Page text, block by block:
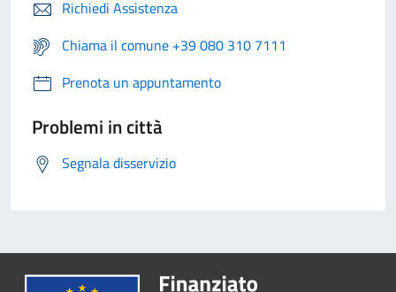
Richiedi Assistenza
Chiama il comune +39 080 310 7111
Prenota un appuntamento
Problemi in città
Segnala disservizio